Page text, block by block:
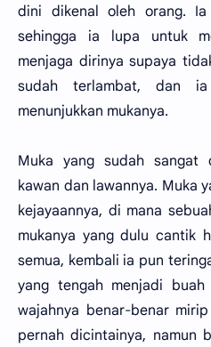
dini dikenal oleh orang.
sehingga ia lupa untuk
menjaga dirinya supaya
sudah terlambat, dan
menunjukkan mukanya.
Muka yang sudah sangat
kawan dan lawannya. Muka
kejayaannya, di mana
mukanya yang dulu cantik
semua, kembali ia pun
yang tengah menjadi
wajahnya benar-benar
pernah dicintainya, namun